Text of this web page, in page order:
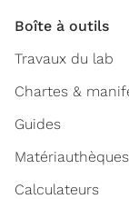
Boîte à outils
Travaux du lab
Chartes &
Guides
Matériauthèques
Calculateurs